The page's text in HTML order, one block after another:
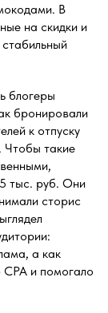
В
на скидки и
блогеры
бронировали
к отпуску
Чтобы такие
тыс. руб. Они
сторис
а как
СРА и помогало